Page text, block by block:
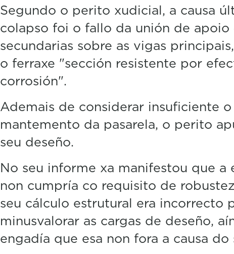
Segundo o perito xudicial, a causa
colapso foi o fallo da unión de apoio
secundarias sobre as vigas
o ferraxe "sección resistente por
corrosión".
Ademais de considerar insuficiente o
mantemento da pasarela, o perito
seu deseño.
No seu informe xa manifestou que a
non cumpría co requisito de
seu cálculo estrutural era incorrecto
minusvalorar as cargas de deseño,
engadía que esa non fora a causa do